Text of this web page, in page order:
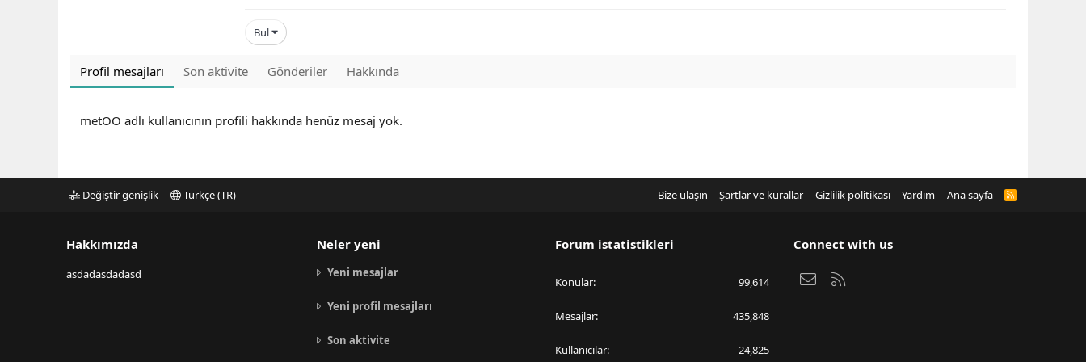
Bul
Profil mesajları Son aktivite Gönderiler Hakkında
metOO adlı kullanıcının profili hakkında henüz mesaj yok.
Değiştir genişlik Türkçe (TR) Bize ulaşın Şartlar ve kurallar Gizlilik politikası Yardım Ana sayfa
R
Hakkımızda
asdadasdadasd
Neler yeni
Yeni mesajlar
Yeni profil mesajları
Son aktivite
Forum istatistikleri
Konular 99,614
Mesajlar 435,848
Kullanıcılar 24,825
Connect with us
Bize ulaşın